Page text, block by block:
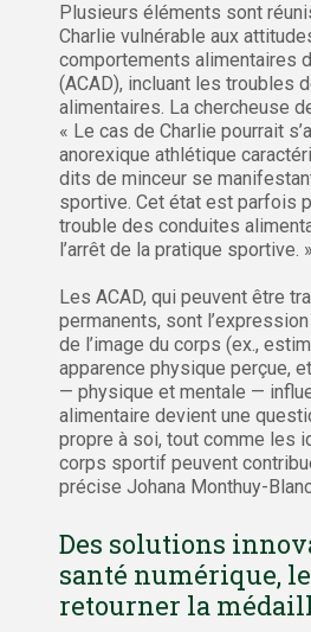
Plusieurs éléments sont
Charlie vulnérable aux
comportements alimentaires
(ACAD), incluant les troubles
alimentaires. La chercheuse
« Le cas de Charlie pourrait
anorexique athlétique
dits de minceur se
sportive. Cet état est parfois
trouble des conduites
l’arrêt de la pratique sportive. »
Les ACAD, qui peuvent être
permanents, sont
de l’image du corps (ex.,
apparence physique perçue,
— physique et mentale —
alimentaire devient une
propre à soi, tout comme les
corps sportif peuvent
précise Johana Monthuy-
Des solutions
santé numérique,
retourner la